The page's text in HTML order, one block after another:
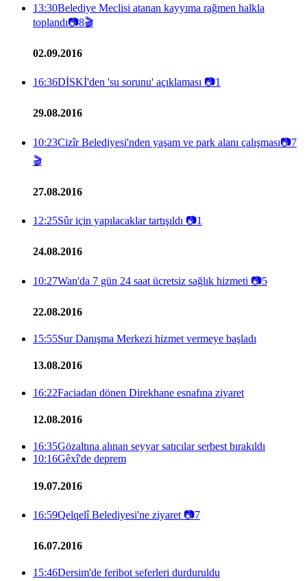
13:30Belediye Meclisi atanan kayyıma rağmen halkla
toplandı📷8🎬
02.09.2016
16:36DİSKİ'den 'su sorunu' açıklaması 📷1
29.08.2016
10:23Cizîr Belediyesi'nden yaşam ve park alanı çalışması📷7
🎬
27.08.2016
12:25Sûr için yapılacaklar tartışıldı 📷1
24.08.2016
10:27Wan'da 7 gün 24 saat ücretsiz sağlık hizmeti 📷5
22.08.2016
15:55Sur Danışma Merkezi hizmet vermeye başladı
13.08.2016
16:22Faciadan dönen Direkhane esnafına ziyaret
12.08.2016
16:35Gözaltına alınan seyyar satıcılar serbest bırakıldı
10:16Gêxî'de deprem
19.07.2016
16:59Qelqelî Belediyesi'ne ziyaret 📷7
16.07.2016
15:46Dersim'de feribot seferleri durduruldu